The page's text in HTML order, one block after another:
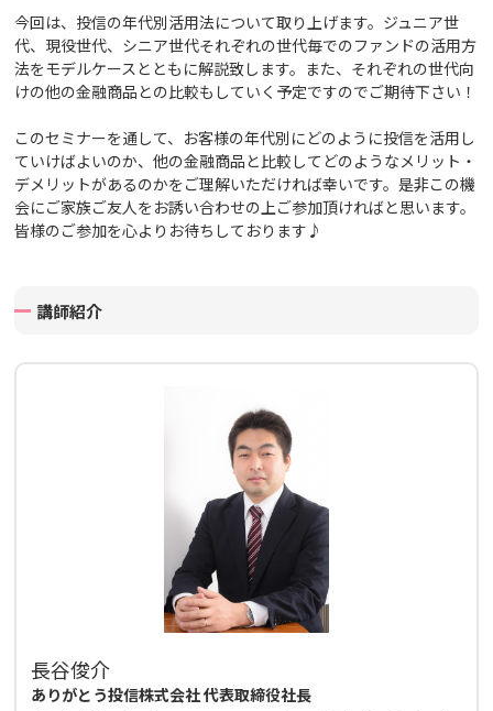
今回は、投信の年代別活用法について取り上げます。ジュニア世
代、現役世代、シニア世代それぞれの世代毎でのファンドの活用方
法をモデルケースとともに解説致します。また、それぞれの世代向
けの他の金融商品との比較もしていく予定ですのでご期待下さい！
このセミナーを通して、お客様の年代別にどのように投信を活用し
ていけばよいのか、他の金融商品と比較してどのようなメリット・
デメリットがあるのかをご理解いただければ幸いです。是非この機
会にご家族ご友人をお誘い合わせの上ご参加頂ければと思います。
皆様のご参加を心よりお待ちしております♪
講師紹介
長谷俊介
ありがとう投信株式会社 代表取締役社長